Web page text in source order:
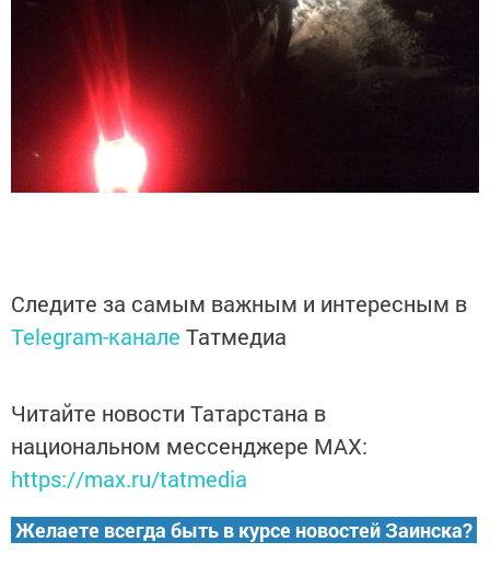
Следите за самым важным и интересным в
Telegram-канале Татмедиа
Читайте новости Татарстана в
национальном мессенджере MАХ:
https://max.ru/tatmedia
Желаете всегда быть в курсе новостей Заинска?